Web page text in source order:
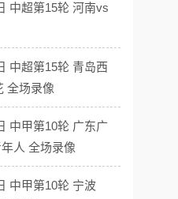
中超第15轮 河南vs
中超第15轮 青岛西
全场录像
中甲第10轮 广东广
人 全场录像
中甲第10轮 宁波